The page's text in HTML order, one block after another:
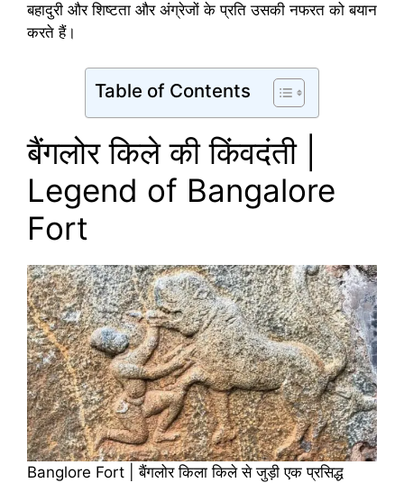
बहादुरी और शिष्टता और अंग्रेजों के प्रति उसकी नफरत को बयान
करते हैं।
Table of Contents
बैंगलोर किले की किंवदंती |
Legend of Bangalore
Fort
Banglore Fort | बैंगलोर किला किले से जुड़ी एक प्रसिद्ध